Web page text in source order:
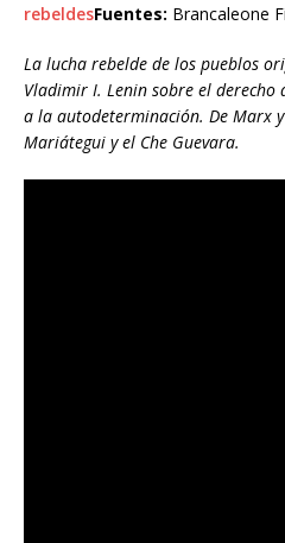
rebeldesFuentes: Brancaleone
La lucha rebelde de los pueblos
Vladimir I. Lenin sobre el derecho
a la autodeterminación. De Marx y
Mariátegui y el Che Guevara.